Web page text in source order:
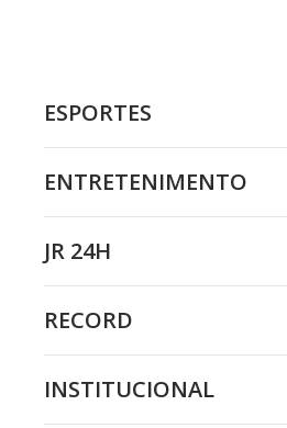
ESPORTES
ENTRETENIMENTO
JR 24H
RECORD
INSTITUCIONAL